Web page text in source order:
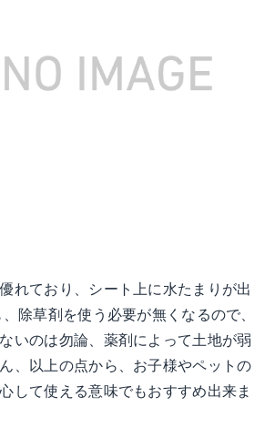
れており、シート上に水たまりが出
除草剤を使う必要が無くなるので、
いのは勿論、薬剤によって土地が弱
、以上の点から、お子様やペットの
して使える意味でもおすすめ出来ま